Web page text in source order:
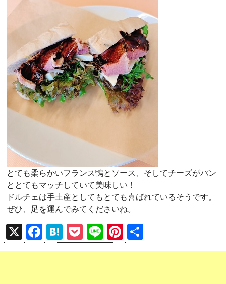
とても柔らかいフランス鴨とソース、そしてチーズがパン
ととてもマッチしていて美味しい！
ドルチェは手土産としてもとても喜ばれているそうです。
ぜひ、足を運んでみてくださいね。
X
F
a
H
at
P
o
Li
n
Pi
nt 有